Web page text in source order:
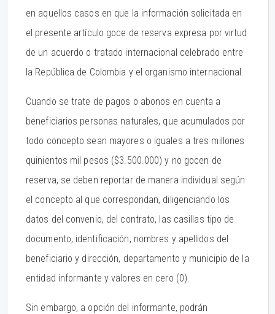
en aquellos casos en que la información solicitada en
el presente artículo goce de reserva expresa por virtud
de un acuerdo o tratado internacional celebrado entre
la República de Colombia y el organismo internacional.
Cuando se trate de pagos o abonos en cuenta a
beneficiarios personas naturales, que acumulados por
todo concepto sean mayores o iguales a tres millones
quinientos mil pesos ($3.500.000) y no gocen de
reserva, se deben reportar de manera individual según
el concepto al que correspondan, diligenciando los
datos del convenio, del contrato, las casillas tipo de
documento, identificación, nombres y apellidos del
beneficiario y dirección, departamento y municipio de la
entidad informante y valores en cero (0).
Sin embargo, a opción del informante, podrán